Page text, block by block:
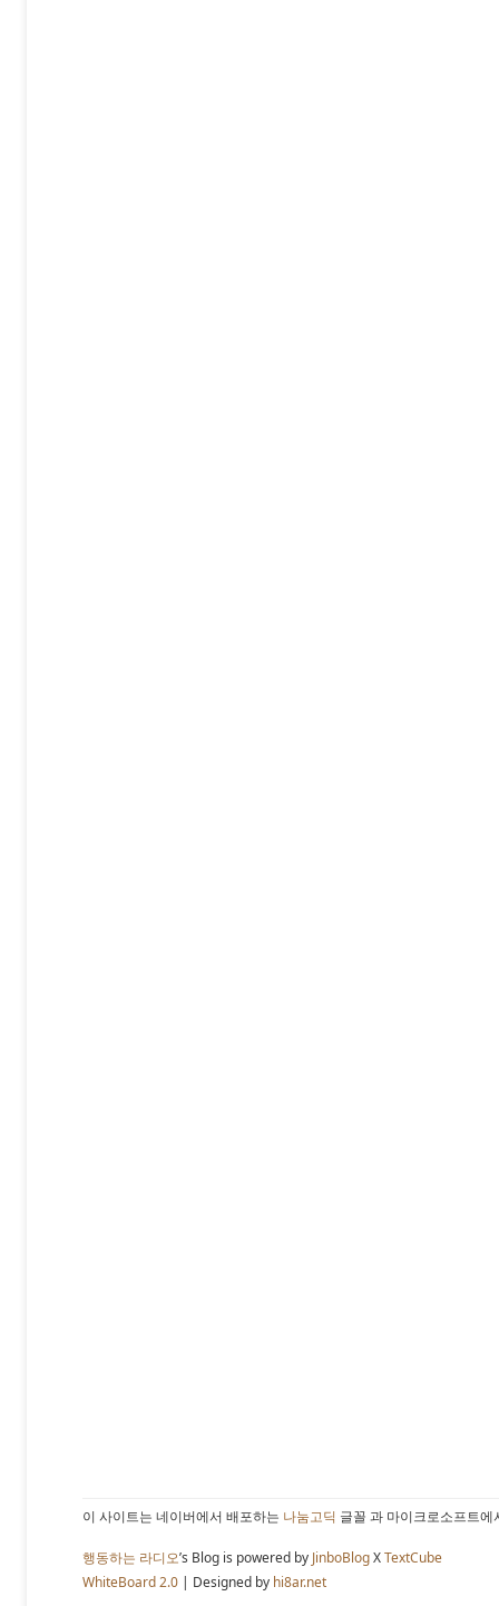
이 사이트는 네이버에서 배포하는 나눔고딕 글꼴 과 마이크로소프트
행동하는 라디오’s Blog is powered by JinboBlogXTextCube
WhiteBoard 2.0 | Designed by hi8ar.net